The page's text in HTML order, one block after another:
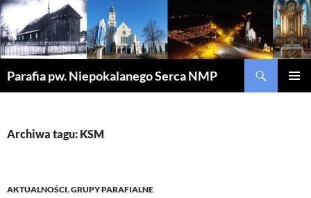
Parafia pw. Niepokalanego Serca NMP
Archiwa tagu: KSM
AKTUALNOŚCI,GRUPY PARAFIALNE